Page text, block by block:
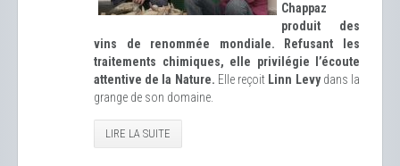
Chappaz
produit des
vins de renommée mondiale. Refusant les
traitements chimiques, elle privilégie l’écoute
attentive de la Nature. Elle reçoit Linn Levydans la
grange de son domaine.
LIRE LA SUITE